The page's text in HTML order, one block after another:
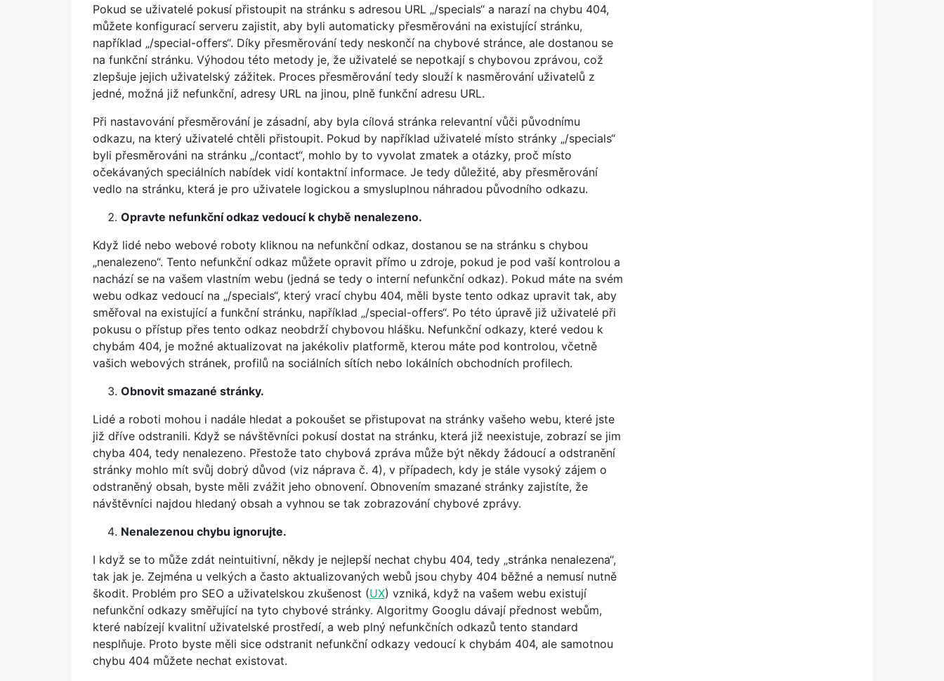
Pokud se uživatelé pokusí přistoupit na stránku s adresou URL „/specials“ a narazí na chybu 404,
můžete konfigurací serveru zajistit, aby byli automaticky přesměrováni na existující stránku,
například „/special-offers“. Díky přesměrování tedy neskončí na chybové stránce, ale dostanou se
na funkční stránku. Výhodou této metody je, že uživatelé se nepotkají s chybovou zprávou, což
zlepšuje jejich uživatelský zážitek. Proces přesměrování tedy slouží k nasměrování uživatelů z
jedné, možná již nefunkční, adresy URL na jinou, plně funkční adresu URL.
Při nastavování přesměrování je zásadní, aby byla cílová stránka relevantní vůči původnímu
odkazu, na který uživatelé chtěli přistoupit. Pokud by například uživatelé místo stránky „/specials“
byli přesměrováni na stránku „/contact“, mohlo by to vyvolat zmatek a otázky, proč místo
očekávaných speciálních nabídek vidí kontaktní informace. Je tedy důležité, aby přesměrování
vedlo na stránku, která je pro uživatele logickou a smysluplnou náhradou původního odkazu.
Opravte nefunkční odkaz vedoucí k chybě nenalezeno.
Když lidé nebo webové roboty kliknou na nefunkční odkaz, dostanou se na stránku s chybou
„nenalezeno“. Tento nefunkční odkaz můžete opravit přímo u zdroje, pokud je pod vaší kontrolou a
nachází se na vašem vlastním webu (jedná se tedy o interní nefunkční odkaz). Pokud máte na svém
webu odkaz vedoucí na „/specials“, který vrací chybu 404, měli byste tento odkaz upravit tak, aby
směřoval na existující a funkční stránku, například „/special-offers“. Po této úpravě již uživatelé při
pokusu o přístup přes tento odkaz neobdrží chybovou hlášku. Nefunkční odkazy, které vedou k
chybám 404, je možné aktualizovat na jakékoliv platformě, kterou máte pod kontrolou, včetně
vašich webových stránek, profilů na sociálních sítích nebo lokálních obchodních profilech.
Obnovit smazané stránky.
Lidé a roboti mohou i nadále hledat a pokoušet se přistupovat na stránky vašeho webu, které jste
již dříve odstranili. Když se návštěvníci pokusí dostat na stránku, která již neexistuje, zobrazí se jim
chyba 404, tedy nenalezeno. Přestože tato chybová zpráva může být někdy žádoucí a odstranění
stránky mohlo mít svůj dobrý důvod (viz náprava č. 4), v případech, kdy je stále vysoký zájem o
odstraněný obsah, byste měli zvážit jeho obnovení. Obnovením smazané stránky zajistíte, že
návštěvníci najdou hledaný obsah a vyhnou se tak zobrazování chybové zprávy.
Nenalezenou chybu ignorujte.
I když se to může zdát neintuitivní, někdy je nejlepší nechat chybu 404, tedy „stránka nenalezena“,
tak jak je. Zejména u velkých a často aktualizovaných webů jsou chyby 404 běžné a nemusí nutně
škodit. Problém pro SEO a uživatelskou zkušenost (UX) vzniká, když na vašem webu existují
nefunkční odkazy směřující na tyto chybové stránky. Algoritmy Googlu dávají přednost webům,
které nabízejí kvalitní uživatelské prostředí, a web plný nefunkčních odkazů tento standard
nesplňuje. Proto byste měli sice odstranit nefunkční odkazy vedoucí k chybám 404, ale samotnou
chybu 404 můžete nechat existovat.